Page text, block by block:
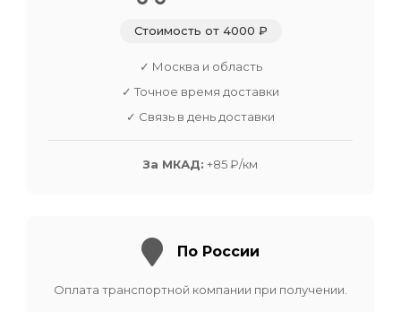
Стоимость от 4000 ₽
✓ Москва и область
✓ Точное время доставки
✓ Связь в день доставки
За МКАД: +85 ₽/км
По России
Оплата транспортной компании при получении.